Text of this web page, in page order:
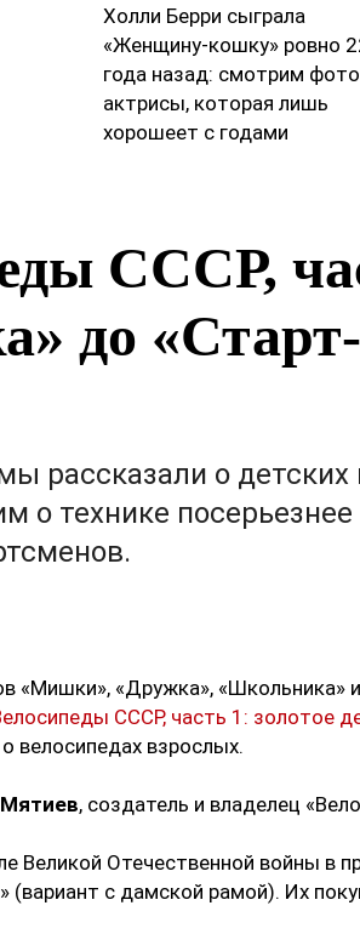
Холли Берри сыграла
«Женщину-кошку» ровно
года назад: смотрим фото
актрисы, которая лишь
хорошеет с годами
СССР,
до
рассказали о детских
о технике
«Мишки», «Дружка», «Школьника»
СССР, часть 1: золотое
велосипедах взрослых.
, создатель и владелец
Великой Отечественной войны в
(вариант с дамской рамой). Их